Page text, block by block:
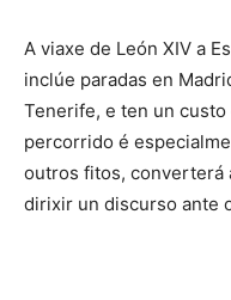
A viaxe de León XIV a
inclúe paradas en
Tenerife, e ten un
percorrido é
outros fitos, converterá
dirixir un discurso ante